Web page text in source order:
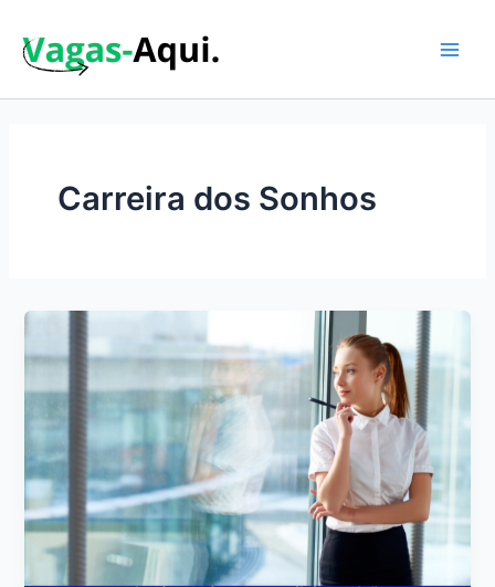
para
Carreira dos Sonhos